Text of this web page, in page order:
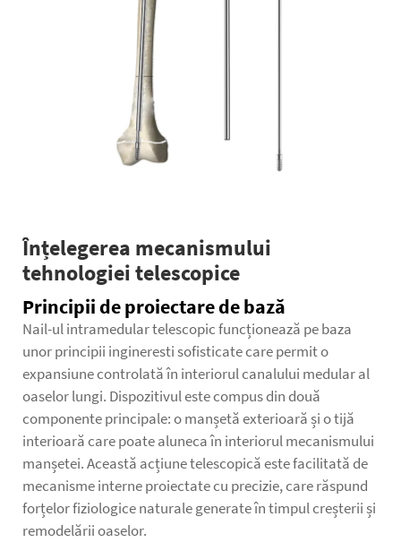
Înțelegerea mecanismului
tehnologiei telescopice
Principii de proiectare de bază
Nail-ul intramedular telescopic funcționează pe baza
unor principii ingineresti sofisticate care permit o
expansiune controlată în interiorul canalului medular al
oaselor lungi. Dispozitivul este compus din două
componente principale: o manșetă exterioară și o tijă
interioară care poate aluneca în interiorul mecanismului
manșetei. Această acțiune telescopică este facilitată de
mecanisme interne proiectate cu precizie, care răspund
forțelor fiziologice naturale generate în timpul creșterii și
remodelării oaselor.